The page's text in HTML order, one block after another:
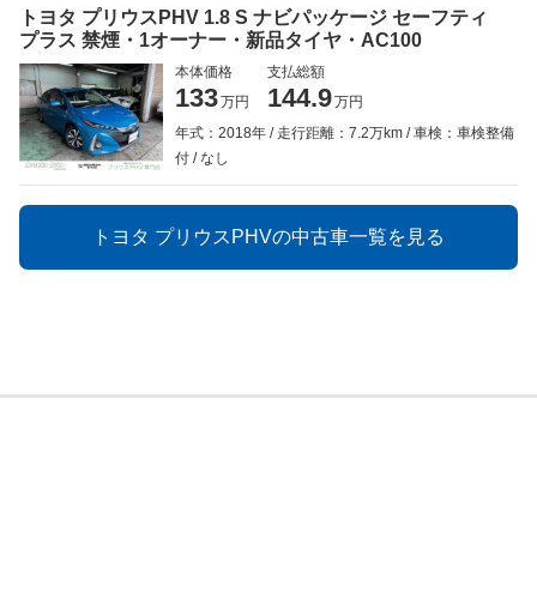
トヨタ プリウスPHV 1.8 S ナビパッケージ セーフティ
プラス 禁煙・1オーナー・新品タイヤ・AC100
本体価格
133万円
支払総額
144.9万円
年式：2018年
走行距離：7.2万km
車検：車検整備
付
なし
トヨタ プリウスPHVの中古車一覧を見る